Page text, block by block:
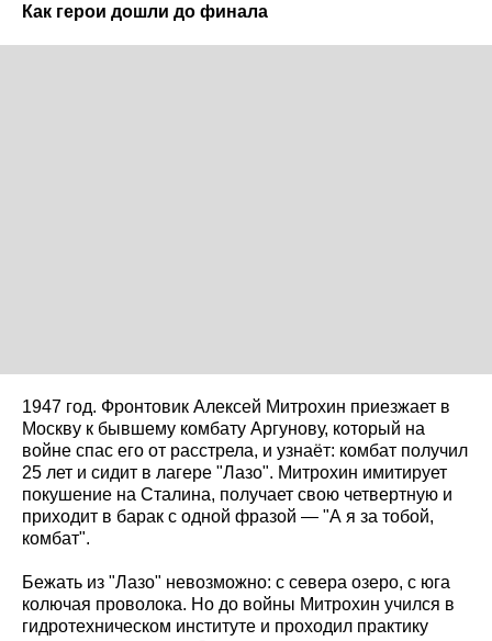
Как герои дошли до финала
1947 год. Фронтовик Алексей Митрохин приезжает в
Москву к бывшему комбату Аргунову, который на
войне спас его от расстрела, и узнаёт: комбат получил
25 лет и сидит в лагере "Лазо". Митрохин имитирует
покушение на Сталина, получает свою четвертную и
приходит в барак с одной фразой — "А я за тобой,
комбат".
Бежать из "Лазо" невозможно: с севера озеро, с юга
колючая проволока. Но до войны Митрохин учился в
гидротехническом институте и проходил практику